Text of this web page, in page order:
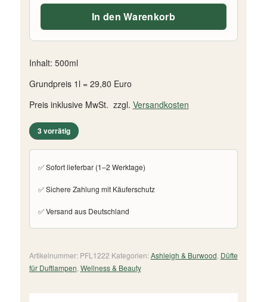
Inhalt: 500ml
Grundpreis 1l = 29,80 Euro
Preis inklusive MwSt. zzgl. Versandkosten
3 vorrätig
✅ Sofort lieferbar (1–2 Werktage)
✅ Sichere Zahlung mit Käuferschutz
✅ Versand aus Deutschland
In den Warenkorb
Artikelnummer: PFL1222 Kategorien:Ashleigh & Burwood Düfte
für Duftlampen Wellness & Beauty